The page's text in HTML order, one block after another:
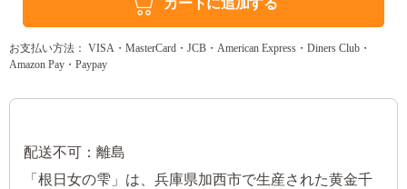
カートに追加する
お支払い方法： VISA・MasterCard・JCB・American Express・Diners Club・
Amazon Pay・Paypay
配送不可：離島
「根日女の雫」は、兵庫県加西市で生産された黄金千